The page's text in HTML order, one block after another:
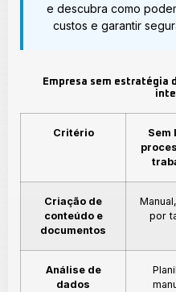
e descubra como
custos e garantir
Empresa sem estratégia
Critério
Sem
Criação de
conteúdo e
documentos
por
Análise de
dados